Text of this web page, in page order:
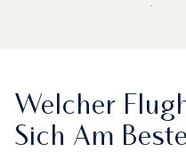
trägt Montana stolz
Welcher
Sich Am